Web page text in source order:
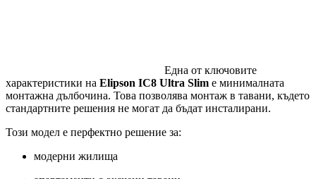
Една от ключовите
характеристики на Elipson IC8 Ultra Slim е минималната
монтажна дълбочина. Това позволява монтаж в тавани, където
стандартните решения не могат да бъдат инсталирани.
Този модел е перфектно решение за:
модерни жилища